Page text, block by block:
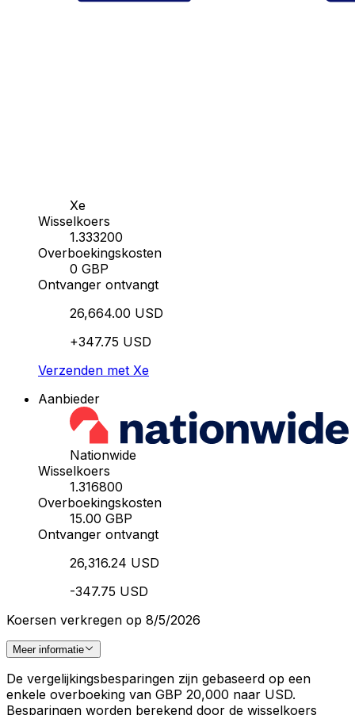
Xe
Wisselkoers
1.333200
Overboekingskosten
0 GBP
Ontvanger ontvangt
26,664.00 USD
+347.75 USD
Verzenden met Xe
Aanbieder
Nationwide
Wisselkoers
1.316800
Overboekingskosten
15.00 GBP
Ontvanger ontvangt
26,316.24 USD
-347.75 USD
Koersen verkregen op 8/5/2026
Meer informatie
De vergelijkingsbesparingen zijn gebaseerd op een
enkele overboeking van GBP 20,000 naar USD.
Besparingen worden berekend door de wisselkoers